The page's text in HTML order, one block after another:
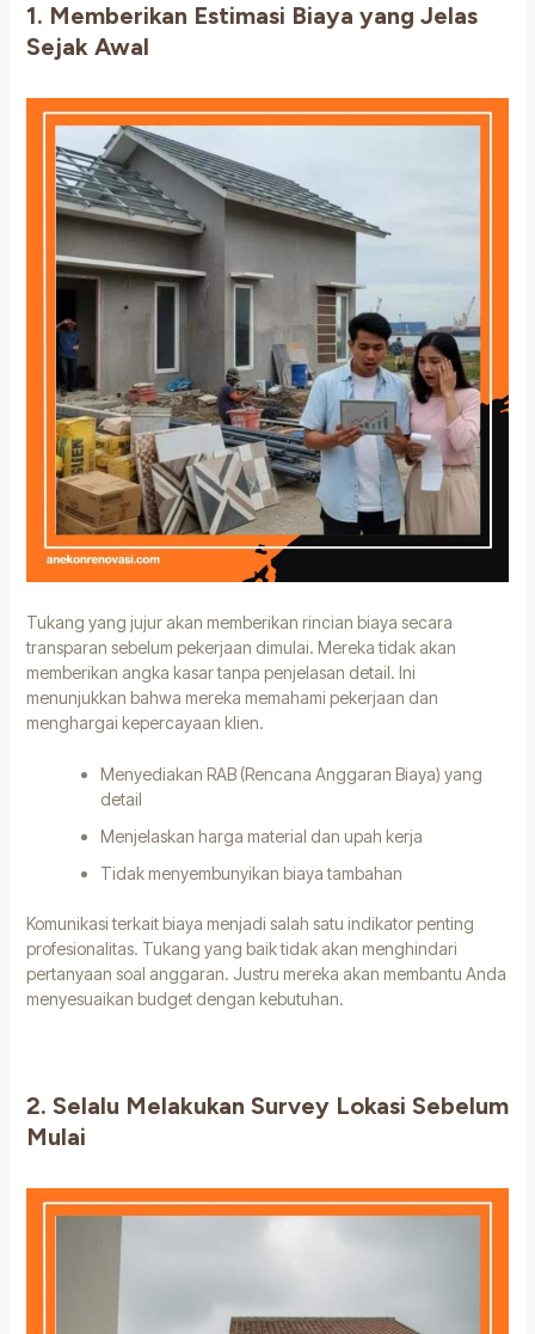
1. Memberikan Estimasi Biaya yang Jelas
Sejak Awal
Tukang yang jujur akan memberikan rincian biaya secara
transparan sebelum pekerjaan dimulai. Mereka tidak akan
memberikan angka kasar tanpa penjelasan detail. Ini
menunjukkan bahwa mereka memahami pekerjaan dan
menghargai kepercayaan klien.
Menyediakan RAB (Rencana Anggaran Biaya) yang
detail
Menjelaskan harga material dan upah kerja
Tidak menyembunyikan biaya tambahan
Komunikasi terkait biaya menjadi salah satu indikator penting
profesionalitas. Tukang yang baik tidak akan menghindari
pertanyaan soal anggaran. Justru mereka akan membantu Anda
menyesuaikan budget dengan kebutuhan.
2. Selalu Melakukan Survey Lokasi Sebelum
Mulai